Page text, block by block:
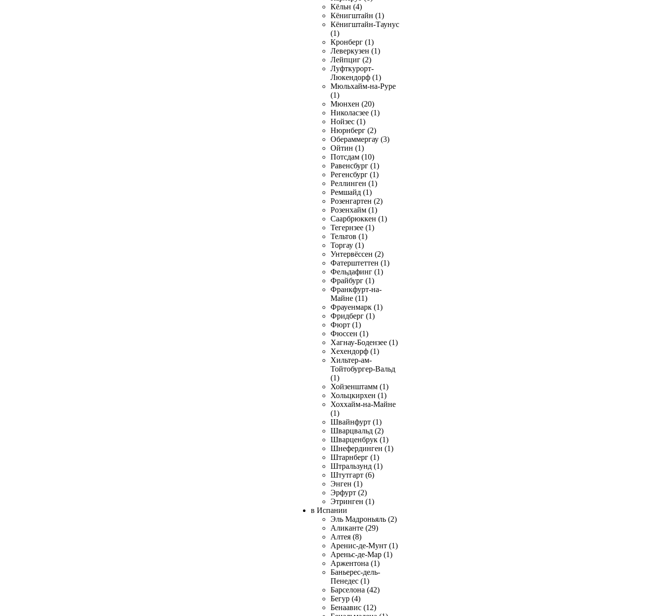
Кёльн (4)
Кёнигштайн (1)
Кёнигштайн-Таунус
(1)
Кронберг (1)
Леверкузен (1)
Лейпциг (2)
Луфткурорт-
Люкендорф (1)
Мюльхайм-на-Руре
(1)
Мюнхен (20)
Николасзее (1)
Нойзес (1)
Нюрнберг (2)
Обераммергау (3)
Ойтин (1)
Потсдам (10)
Равенсбург (1)
Регенсбург (1)
Реллинген (1)
Ремшайд (1)
Розенгартен (2)
Розенхайм (1)
Саарбрюккен (1)
Тегернзее (1)
Тельтов (1)
Торгау (1)
Унтервёссен (2)
Фатерштеттен (1)
Фельдафинг (1)
Фрайбург (1)
Франкфурт-на-
Майне (11)
Фрауенмарк (1)
Фридберг (1)
Фюрт (1)
Фюссен (1)
Хагнау-Бодензее (1)
Хехендорф (1)
Хильтер-ам-
Тойтобургер-Вальд
(1)
Хойзенштамм (1)
Хольцкирхен (1)
Хоххайм-на-Майне
(1)
Швайнфурт (1)
Шварцвальд (2)
Шварценбрук (1)
Шнефердинген (1)
Штарнберг (1)
Штральзунд (1)
Штутгарт (6)
Энген (1)
Эрфурт (2)
Этринген (1)
в Испании
Эль Мадроньяль (2)
Аликанте (29)
Алтея (8)
Аренис-де-Мунт (1)
Ареньс-де-Мар (1)
Аржентона (1)
Баньерес-дель-
Пенедес (1)
Барселона (42)
Бегур (4)
Бенаавис (12)